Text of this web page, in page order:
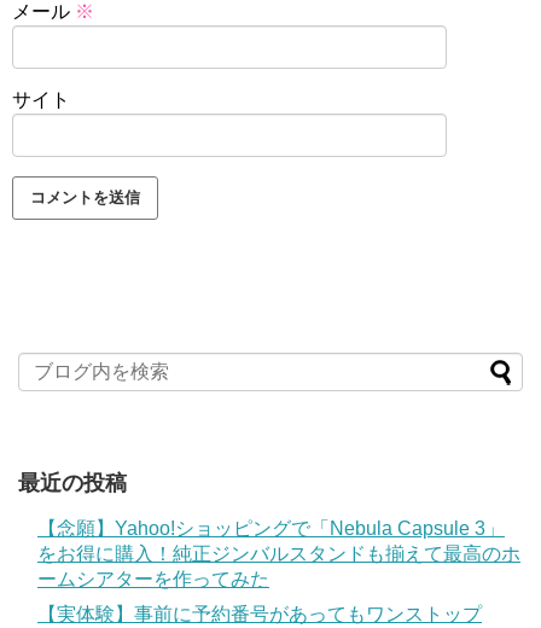
メール ※
サイト
最近の投稿
【念願】Yahoo!ショッピングで「Nebula Capsule 3」
をお得に購入！純正ジンバルスタンドも揃えて最高のホ
ームシアターを作ってみた
【実体験】事前に予約番号があってもワンストップ